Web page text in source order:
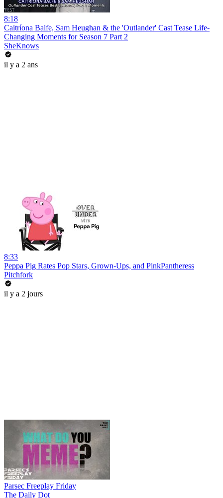
8:18
Caitríona Balfe, Sam Heughan & the 'Outlander' Cast Tease Life-
Changing Moments for Season 7 Part 2
SheKnows
il y a 2 ans
8:33
Peppa Pig Rates Pop Stars, Grown-Ups, and PinkPantheress
Pitchfork
il y a 2 jours
Parsec Freeplay Friday
The Daily Dot